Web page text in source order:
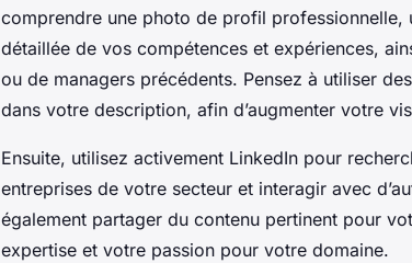
comprendre une photo de profil professionnelle,
détaillée de vos compétences et expériences,
ou de managers précédents. Pensez à utiliser
dans votre description, afin d’augmenter votre
Ensuite, utilisez activement LinkedIn pour
entreprises de votre secteur et interagir avec
également partager du contenu pertinent pour
expertise et votre passion pour votre domaine.